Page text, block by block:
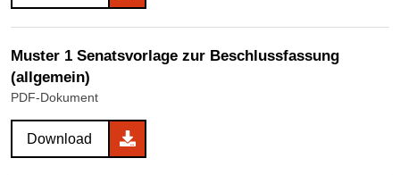
Muster 1 Senatsvorlage zur Beschlussfassung
(allgemein)
PDF-Dokument
Download